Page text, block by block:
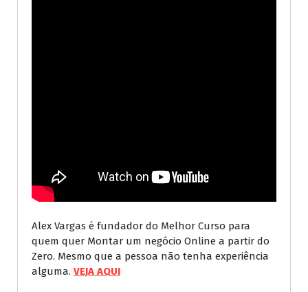
Alex Vargas é fundador do Melhor Curso para
quem quer Montar um negócio Online a partir do
Zero. Mesmo que a pessoa não tenha experiência
alguma. VEJA AQUI